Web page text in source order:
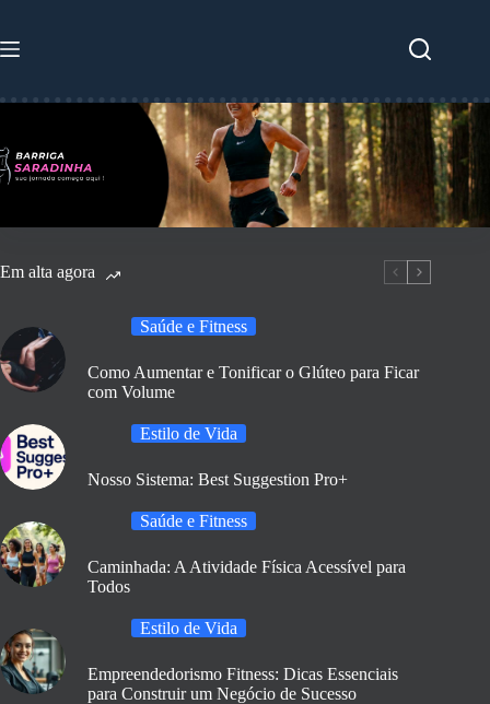
o
Em alta agora
Saúde e Fitness
Como Aumentar e Tonificar o Glúteo para Ficar
com Volume
Estilo de Vida
Nosso Sistema: Best Suggestion Pro+
Saúde e Fitness
Caminhada: A Atividade Física Acessível para
Todos
Estilo de Vida
Empreendedorismo Fitness: Dicas Essenciais
para Construir um Negócio de Sucesso